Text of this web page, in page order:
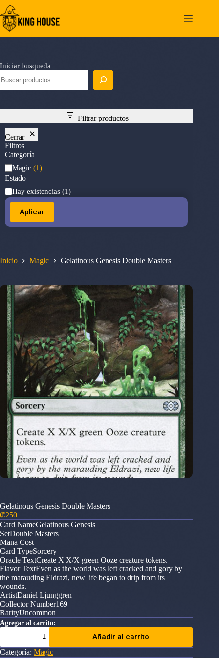
Saltar
al
contenido
Inicio Magic Gelatinous Genesis Double Masters
Gelatinous Genesis Double Masters
₡250
Card NameGelatinous Genesis
SetDouble Masters
Mana Cost
Card TypeSorcery
Oracle TextCreate X X/X green Ooze creature tokens.
Flavor TextEven as the world was left cracked and gory by
the marauding Eldrazi, new life began to drip from its
wounds.
ArtistDaniel Ljunggren
Collector Number169
RarityUncommon
Agregar al carrito:
Gelatinous
Genesis
Double
Masters
Añadir al carrito
Categoría: Magic
Iniciar busqueda
Filtrar productos
Cerrar
Filtros
Categoría
Categoría
Magic (1)
Estado
Estado
Hay existencias (1)
Aplicar